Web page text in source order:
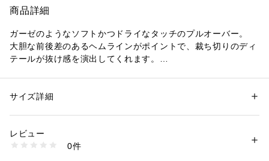
商品詳細
ガーゼのようなソフトかつドライなタッチのプルオーバー。
大胆な前後差のあるヘムラインがポイントで、裁ち切りのディ
テールが抜け感を演出してくれます。
同素材のスカート（商品番号：27-15-61-15003）とセットア
〈Lauren Manoogian（ローレン マヌーギアン）〉
2009年、ニューヨークでスタートしたブランド。
性別：レディース
素材：コットン100％
洗濯：洗濯不可、漂白不可、タンブル乾燥不可、アイロン仕上げ可、ドラ
イ可、ウエットクリーニング不可
サイズ詳細
レビュー
0件